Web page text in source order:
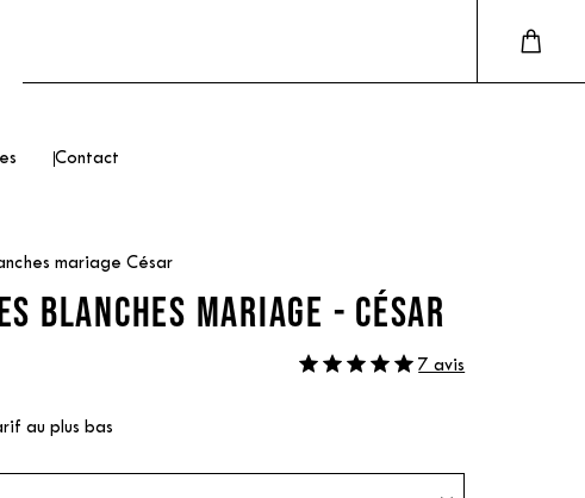
Contact
mariage César
BLANCHES MARIAGE - CÉSAR
7 avis
au plus bas